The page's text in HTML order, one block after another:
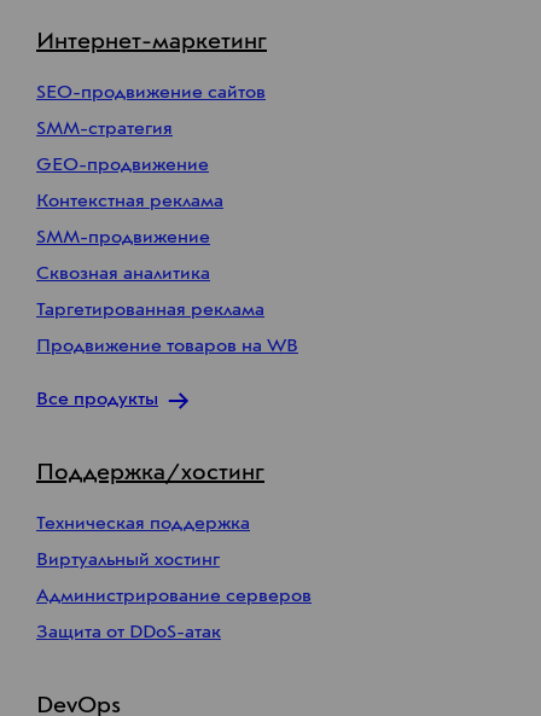
Интернет-маркетинг
SEO-продвижение сайтов
SMM-стратегия
GEO-продвижение
Контекстная реклама
SMM-продвижение
Сквозная аналитика
Таргетированная реклама
Продвижение товаров на WB
Все продукты
Поддержка/хостинг
Техническая поддержка
Виртуальный хостинг
Администрирование серверов
Защита от DDoS-атак
DevOps